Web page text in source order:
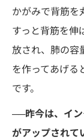
かがみで背筋を
すっと背筋を伸
放され、肺の容
を作ってあげる
です。
──昨今は、イ
がアップされて